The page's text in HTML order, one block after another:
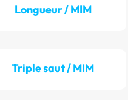
Longueur / MIM
Triple saut / MIM